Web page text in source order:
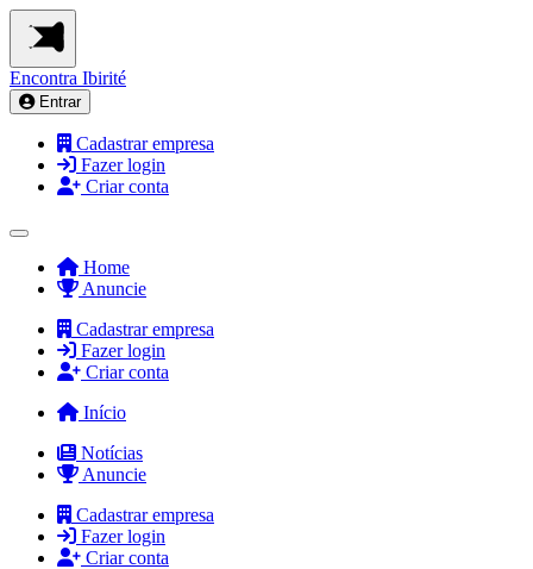
Encontra Ibirité
Entrar
Cadastrar empresa
Fazer login
Criar conta
Home
Anuncie
Cadastrar empresa
Fazer login
Criar conta
Início
Notícias
Anuncie
Cadastrar empresa
Fazer login
Criar conta